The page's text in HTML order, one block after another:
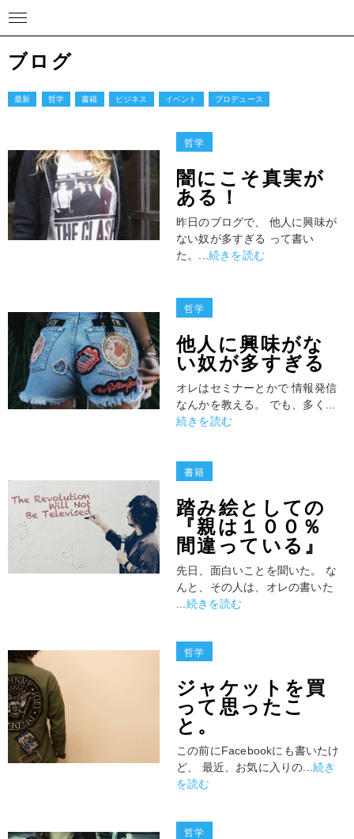
ブログ
最新 哲学 書籍 ビジネス イベント プロデュース
哲学
闇にこそ真実が
ある！
昨日のブログで、 他人に興味が
ない奴が多すぎる って書い
た。... 続きを読む
哲学
他人に興味がな
い奴が多すぎる
オレはセミナーとかで 情報発信
なんかを教える。 でも、多く...
続きを読む
書籍
踏み絵としての
『親は１００％
間違っている』
先日、面白いことを聞いた。 な
んと、その人は、オレの書いた
続きを読む
哲学
ジャケットを買
って思ったこ
と。
この前にFacebookにも書いたけ
ど、 最近、お気に入りの... 続き
を読む
哲学